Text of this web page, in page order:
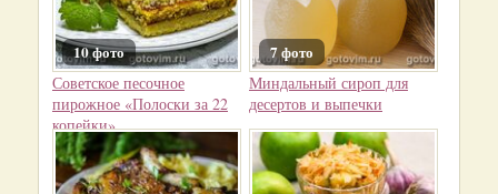
10 фото
Советское песочное
пирожное «Полоски за 22
копейки»
7 фото
Миндальный сироп для
десертов и выпечки